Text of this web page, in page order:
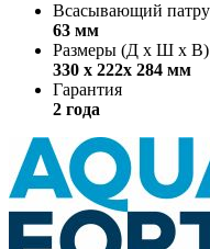
Всасывающий
63 мм
Размеры (Д х Ш х В)
330 х 222х 284 мм
Гарантия
2 года